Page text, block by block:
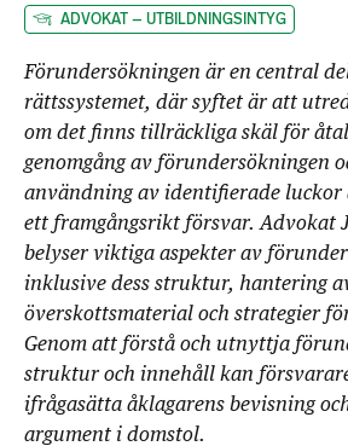
ADVOKAT – UTBILDNINGSINTYG
Förundersökningen är en central
rättssystemet, där syftet är att
om det finns tillräckliga skäl för
genomgång av förundersökningen
användning av identifierade luckor
ett framgångsrikt försvar. Advokat
belyser viktiga aspekter av
inklusive dess struktur, hantering
överskottsmaterial och strategier
Genom att förstå och utnyttja
struktur och innehåll kan
ifrågasätta åklagarens bevisning
argument i domstol.